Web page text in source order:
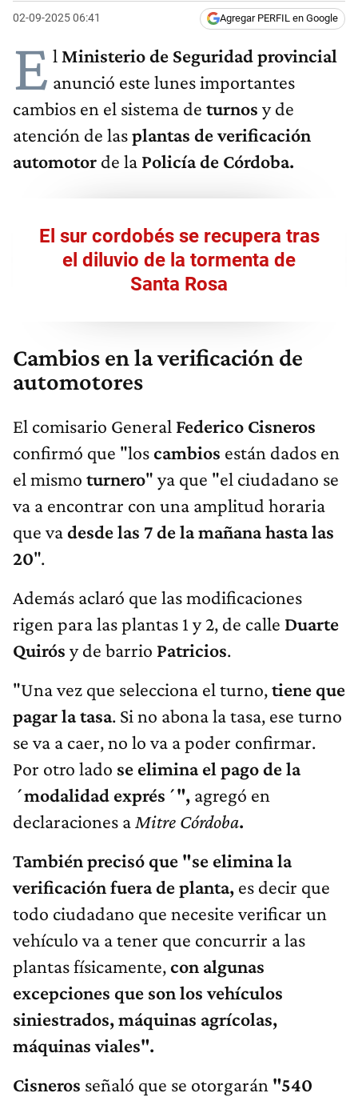
02-09-2025 06:41 Agregar PERFIL en Google
E l Ministerio de Seguridad provincial
anunció este lunes importantes
cambios en el sistema de turnos y de
atención de lasplantas de verificación
automotor de la Policía de Córdoba.
El sur cordobés se recupera tras
el diluvio de la tormenta de
Santa Rosa
Cambios en la verificación de
automotores
El comisario General Federico Cisneros
confirmó que "loscambios están dados en
el mismo turnero" ya que "el ciudadano se
va a encontrar con una amplitud horaria
que vadesde las 7 de la mañana hasta las
20".
Además aclaró que las modificaciones
rigen para las plantas 1 y 2, de calle Duarte
Quirós y de barrio Patricios.
"Una vez que selecciona el turno,tiene que
pagar la tasa. Si no abona la tasa, ese turno
se va a caer, no lo va a poder confirmar.
Por otro lado se elimina el pago de la
´modalidad exprés´", agregó en
declaraciones a Mitre Córdoba.
También precisó que "se elimina la
verificación fuera de planta, es decir que
todo ciudadano que necesite verificar un
vehículo va a tener que concurrir a las
plantas físicamente,con algunas
excepciones que son los vehículos
siniestrados, máquinas agrícolas,
máquinas viales".
Cisneros señaló que se otorgarán "540